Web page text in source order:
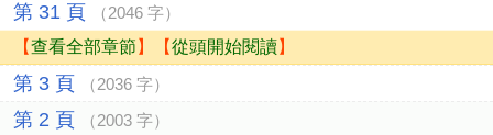
第 31 頁 （2046 字）
【查看全部章節 】【從頭開始閱讀】
第 3 頁 （2036 字）
第 2 頁 （2003 字）